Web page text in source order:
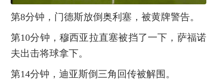
第8分钟，门德斯放倒奥利塞，被黄牌警告。
第10分钟，穆西亚拉直塞被挡了一下，萨福诺
夫出击将球拿下。
第14分钟，迪亚斯倒三角回传被解围。